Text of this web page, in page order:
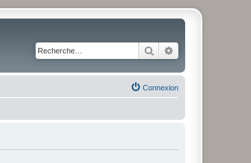
Rechercher
Connexion